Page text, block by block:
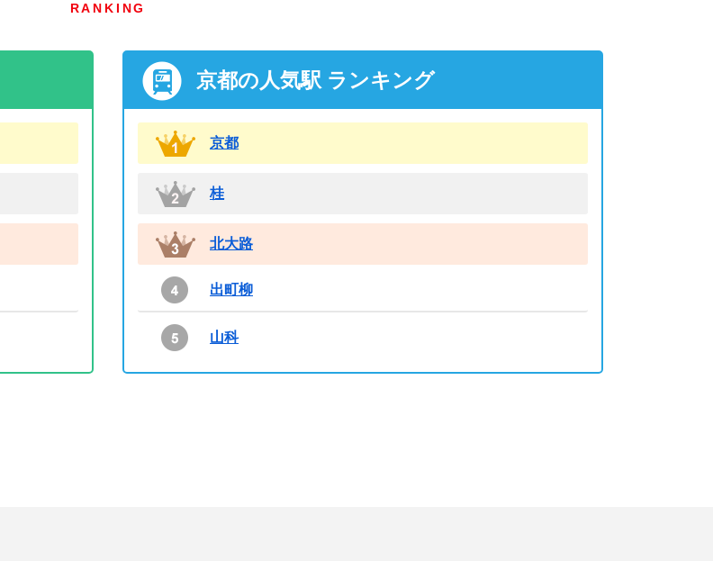
RANKING
京都の人気駅 ランキング
京都
桂
北大路
出町柳
山科